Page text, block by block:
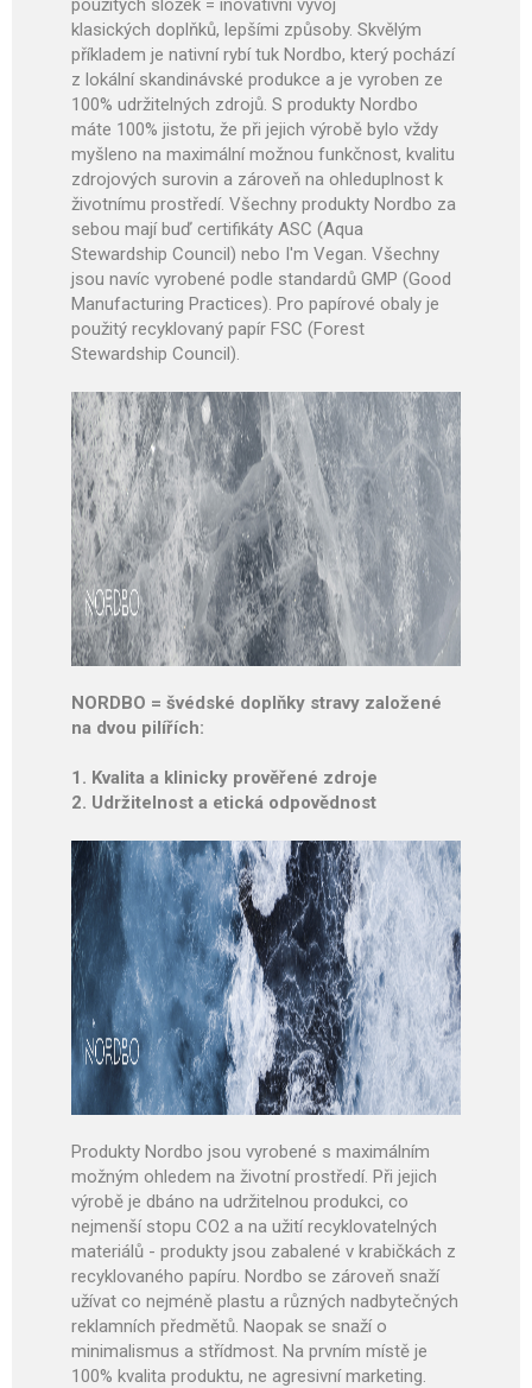
použitých složek = inovativní vývoj
klasických doplňků, lepšími způsoby. Skvělým
příkladem je nativní rybí tuk Nordbo, který pochází
z lokální skandinávské produkce a je vyroben ze
100% udržitelných zdrojů. S produkty Nordbo
máte 100% jistotu, že při jejich výrobě bylo vždy
myšleno na maximální možnou funkčnost, kvalitu
zdrojových surovin a zároveň na ohleduplnost k
životnímu prostředí. Všechny produkty Nordbo za
sebou mají buď certifikáty ASC (Aqua
Stewardship Council) nebo I'm Vegan. Všechny
jsou navíc vyrobené podle standardů GMP (Good
Manufacturing Practices). Pro papírové obaly je
použitý recyklovaný papír FSC (Forest
Stewardship Council).
NORDBO = švédské doplňky stravy založené
na dvou pilířích:
1. Kvalita a klinicky prověřené zdroje
2. Udržitelnost a etická odpovědnost
Produkty Nordbo jsou vyrobené s maximálním
možným ohledem na životní prostředí. Při jejich
výrobě je dbáno na udržitelnou produkci, co
nejmenší stopu CO2 a na užití recyklovatelných
materiálů - produkty jsou zabalené v krabičkách z
recyklovaného papíru. Nordbo se zároveň snaží
užívat co nejméně plastu a různých nadbytečných
reklamních předmětů. Naopak se snaží o
minimalismus a střídmost. Na prvním místě je
100% kvalita produktu, ne agresivní marketing.